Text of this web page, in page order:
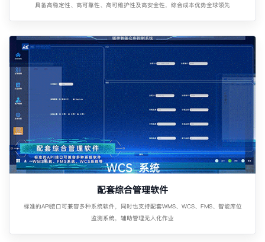
具备高稳定性、高可靠性、高可维护性及高安全性，综合成本优势全球领先
配套综合管理软件
标准的API接口可兼容多种系统软件，同时也支持配套WMS、WCS、FMS、智能库位
监测系统，辅助管理无人化作业